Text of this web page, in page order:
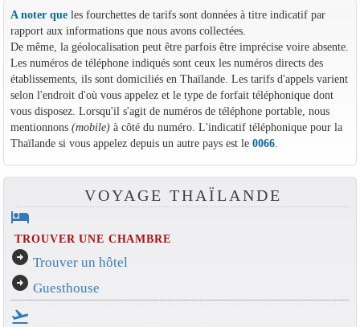
A noter queles fourchettes de tarifs sont données à titre indicatif par
rapport aux informations que nous avons collectées.
De même, la géolocalisation peut être parfois être imprécise voire absente.
Les numéros de téléphone indiqués sont ceux les numéros directs des
établissements, ils sont domiciliés en Thaïlande. Les tarifs d'appels varient
selon l'endroit d'où vous appelez et le type de forfait téléphonique dont
vous disposez. Lorsqu'il s'agit de numéros de téléphone portable, nous
mentionnons (mobile)à côté du numéro. L'indicatif téléphonique pour la
Thaïlande si vous appelez depuis un autre pays est le 0066.
VOYAGE THAÏLANDE
hotel
TROUVER UNE CHAMBRE
arrow_circle_right Trouver un hôtel
arrow_circle_right Guesthouse
flight_takeoff